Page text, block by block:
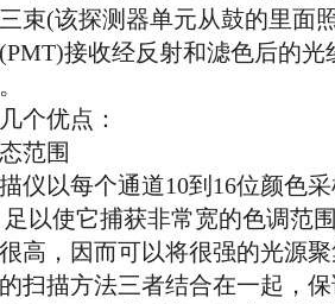
束(该探测器单元从鼓的里面
接收经反射和滤色后的
优点：
范围
以每个通道10到16位颜色采
足以使它捕获非常宽的色调范
高，因而可以将很强的光源
扫描方法三者结合在一起，